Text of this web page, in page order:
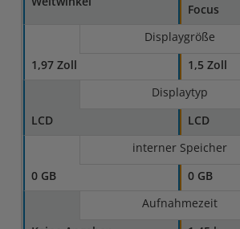
Focus
Displaygröße
1,97 Zoll
1,5 Zoll
Displaytyp
LCD
LCD
interner Speicher
0 GB
0 GB
Aufnahmezeit